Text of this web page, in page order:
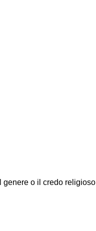
genere o il credo religioso